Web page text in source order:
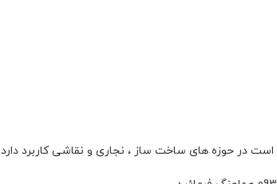
در حوزه های ساخت ساز ، نجاری و نقاشی کاربرد دارد